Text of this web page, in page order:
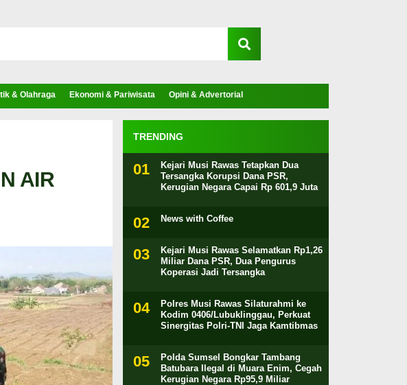
& Olahraga Ekonomi & Pariwisata Opini & Advertorial
AIR
TRENDING
Kejari Musi Rawas Tetapkan Dua
Tersangka Korupsi Dana PSR,
Kerugian Negara Capai Rp 601,9 Juta
News with Coffee
Kejari Musi Rawas Selamatkan Rp1,26
Miliar Dana PSR, Dua Pengurus
Koperasi Jadi Tersangka
Polres Musi Rawas Silaturahmi ke
Kodim 0406/Lubuklinggau, Perkuat
Sinergitas Polri-TNI Jaga Kamtibmas
Polda Sumsel Bongkar Tambang
Batubara Ilegal di Muara Enim, Cegah
Kerugian Negara Rp95,9 Miliar